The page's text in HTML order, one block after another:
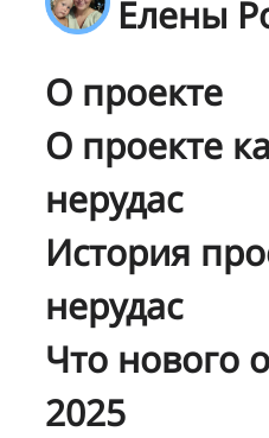
Елены
О проекте
О проекте
нерудас
История
нерудас
Что нового
2025